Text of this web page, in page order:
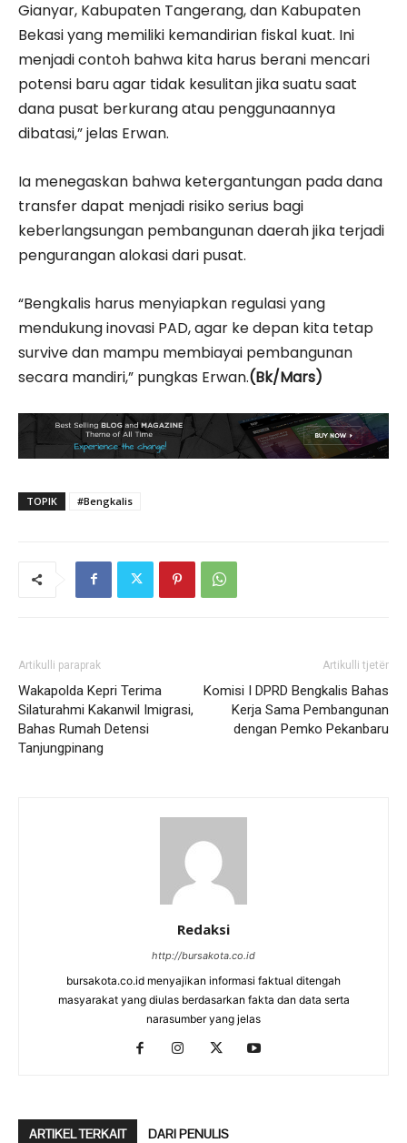
Gianyar, Kabupaten Tangerang, dan Kabupaten
Bekasi yang memiliki kemandirian fiskal kuat. Ini
menjadi contoh bahwa kita harus berani mencari
potensi baru agar tidak kesulitan jika suatu saat
dana pusat berkurang atau penggunaannya
dibatasi,” jelas Erwan.
Ia menegaskan bahwa ketergantungan pada dana
transfer dapat menjadi risiko serius bagi
keberlangsungan pembangunan daerah jika terjadi
pengurangan alokasi dari pusat.
“Bengkalis harus menyiapkan regulasi yang
mendukung inovasi PAD, agar ke depan kita tetap
survive dan mampu membiayai pembangunan
secara mandiri,” pungkas Erwan.(Bk/Mars)
TOPIK #Bengkalis
Artikulli paraprak
Wakapolda Kepri Terima
Silaturahmi Kakanwil Imigrasi,
Bahas Rumah Detensi
Tanjungpinang
Artikulli tjetër
Komisi I DPRD Bengkalis Bahas
Kerja Sama Pembangunan
dengan Pemko Pekanbaru
Redaksi
http://bursakota.co.id
bursakota.co.id menyajikan informasi faktual ditengah
masyarakat yang diulas berdasarkan fakta dan data serta
narasumber yang jelas
ARTIKEL TERKAIT DARI PENULIS